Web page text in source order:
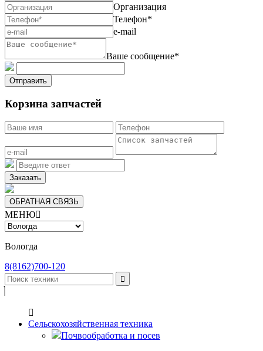
Организация
Телефон*
e-mail
Ваше сообщение*
Отправить
Корзина запчастей
Заказать
ОБРАТНАЯ СВЯЗЬ
МЕНЮ
Вологда
8(8162)700-120


Сельскохозяйственная техника
Почвообработка и посев